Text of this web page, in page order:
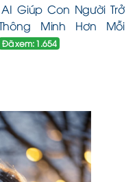
Giúp Con Người Trở
Minh Hơn Mỗi
Đã xem: 1.654